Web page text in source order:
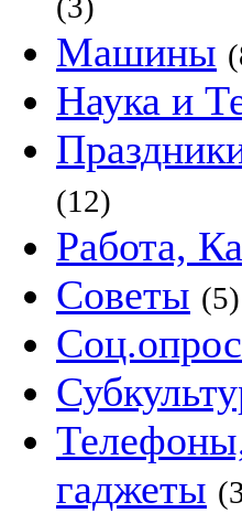
Машины
Наука и
(12)
Работа,
Советы (5)
гаджеты